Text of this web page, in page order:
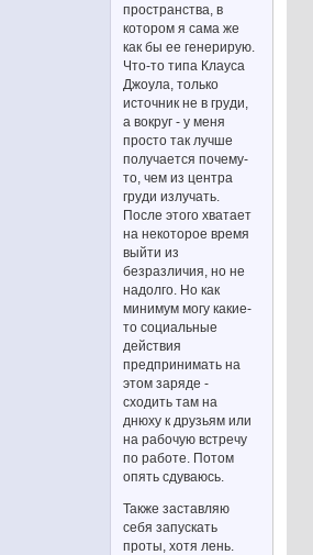
пространства, в
котором я сама же
как бы ее генерирую.
Что-то типа Клауса
Джоула, только
источник не в груди,
а вокруг - у меня
просто так лучше
получается почему-
то, чем из центра
груди излучать.
После этого хватает
на некоторое время
выйти из
безразличия, но не
надолго. Но как
минимум могу какие-
то социальные
действия
предпринимать на
этом заряде -
сходить там на
днюху к друзьям или
на рабочую встречу
по работе. Потом
опять сдуваюсь.
Также заставляю
себя запускать
проты, хотя лень.